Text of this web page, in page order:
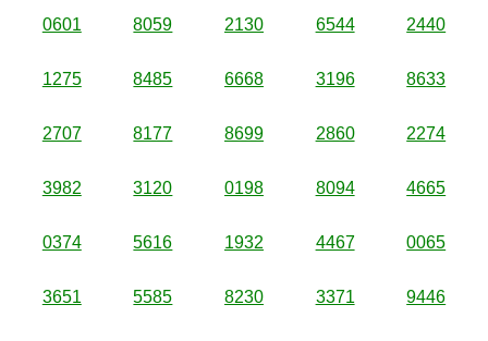
0601 8059 2130 6544 2440
1275 8485 6668 3196 8633
2707 8177 8699 2860 2274
3982 3120 0198 8094 4665
0374 5616 1932 4467 0065
3651 5585 8230 3371 9446